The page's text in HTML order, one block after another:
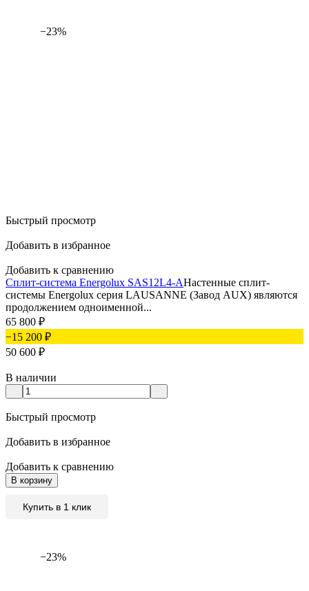
−23%
Быстрый просмотр
Добавить в избранное
Добавить к сравнению
Сплит-система Energolux SAS12L4-AНастенные сплит-
системы Energolux серия LAUSANNE (Завод AUX) являются
продолжением одноименной...
65 800 ₽
−15 200 ₽
50 600 ₽
В наличии
Быстрый просмотр
Добавить в избранное
Добавить к сравнению
В корзину
Купить в 1 клик
−23%